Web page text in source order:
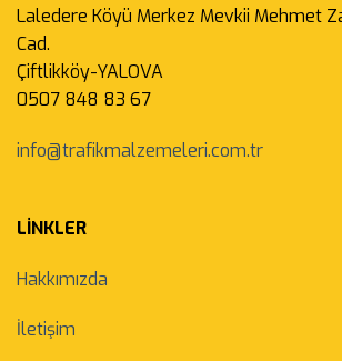
Laledere Köyü Merkez Mevkii Mehmet
Cad.
Çiftlikköy-YALOVA
0507 848 83 67
info@trafikmalzemeleri.com.tr
LİNKLER
Hakkımızda
İletişim